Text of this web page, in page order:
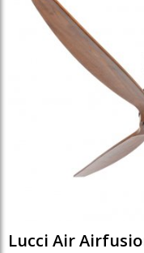
Lucci Air